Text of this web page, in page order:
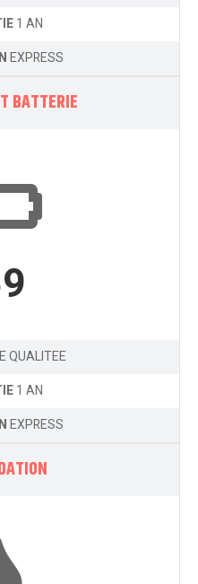
1 AN
EXPRESS
BATTERIE
QUALITEE
1 AN
EXPRESS